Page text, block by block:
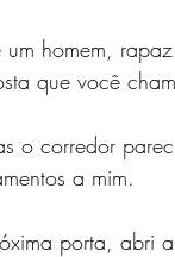
homem,
que você
o corredor
a mim.
porta, abri